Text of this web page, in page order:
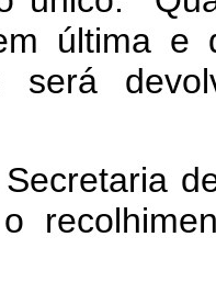
última e
será
de